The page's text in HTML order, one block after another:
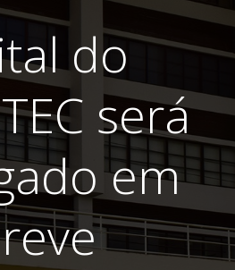
do
será
em